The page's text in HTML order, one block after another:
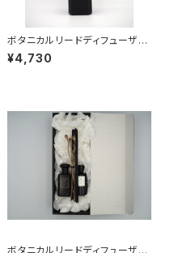
ボタニカルリードディフューザー
01
¥4,730
ボタニカルリードディフューザー